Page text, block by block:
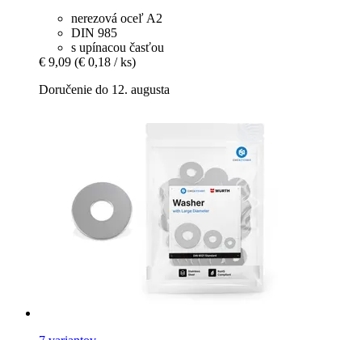
nerezová oceľ A2
DIN 985
s upínacou časťou
€ 9,09 (€ 0,18 / ks)
Doručenie do 12. augusta